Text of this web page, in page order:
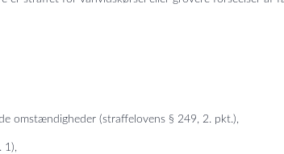
omstændigheder (straffelovens § 249, 2. pkt.),